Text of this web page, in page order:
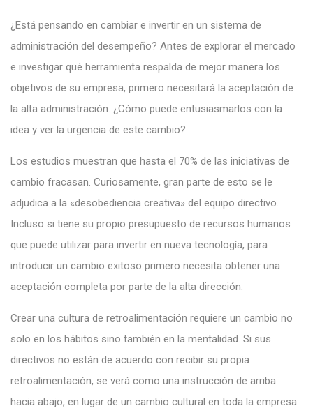
¿Está pensando en cambiar e invertir en un sistema de
administración del desempeño? Antes de explorar el mercado
e investigar qué herramienta respalda de mejor manera los
objetivos de su empresa, primero necesitará la aceptación de
la alta administración. ¿Cómo puede entusiasmarlos con la
idea y ver la urgencia de este cambio?
Los estudios muestran que hasta el 70% de las iniciativas de
cambio fracasan. Curiosamente, gran parte de esto se le
adjudica a la «desobediencia creativa» del equipo directivo.
Incluso si tiene su propio presupuesto de recursos humanos
que puede utilizar para invertir en nueva tecnología, para
introducir un cambio exitoso primero necesita obtener una
aceptación completa por parte de la alta dirección.
Crear una cultura de retroalimentación requiere un cambio no
solo en los hábitos sino también en la mentalidad. Si sus
directivos no están de acuerdo con recibir su propia
retroalimentación, se verá como una instrucción de arriba
hacia abajo, en lugar de un cambio cultural en toda la empresa.